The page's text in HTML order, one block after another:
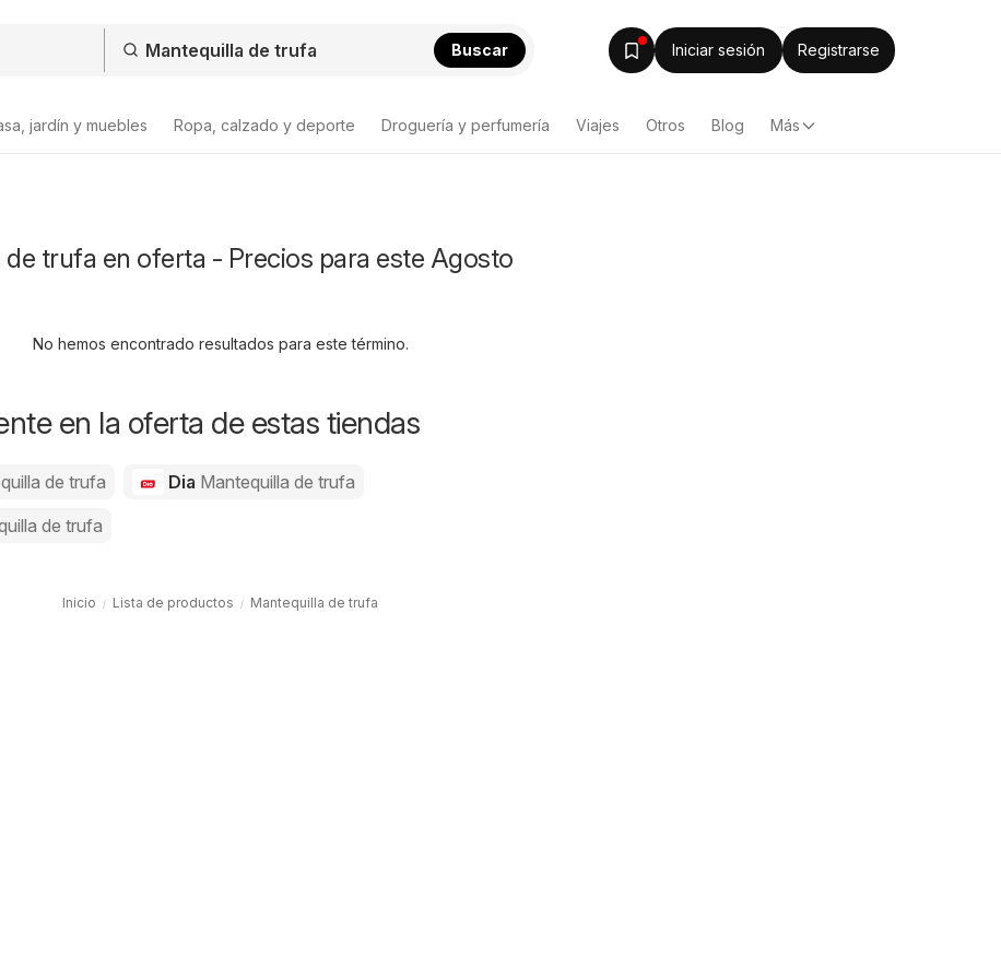
Buscar Iniciar sesión Registrarse
jardín y muebles Ropa, calzado y deporte Droguería y perfumería Viajes Otros Blog Más
trufa en oferta - Precios para este Agosto
No hemos encontrado resultados para este término.
en la oferta de estas tiendas
de trufa Dia Mantequilla de trufa
de trufa
Inicio Lista de productos Mantequilla de trufa